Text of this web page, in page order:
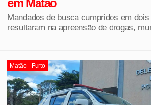
em Matão
Mandados de busca cumpridos em dois
resultaram na apreensão de drogas,
Matão - Furto